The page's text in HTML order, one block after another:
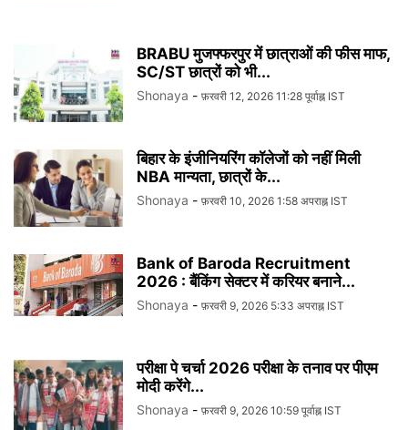
BRABU मुजफ्फरपुर में छात्राओं की फीस माफ,
SC/ST छात्रों को भी...
Shonaya - फ़रवरी 12, 2026 11:28 पूर्वाह्न IST
बिहार के इंजीनियरिंग कॉलेजों को नहीं मिली
NBA मान्यता, छात्रों के...
Shonaya - फ़रवरी 10, 2026 1:58 अपराह्न IST
Bank of Baroda Recruitment
2026 : बैंकिंग सेक्टर में करियर बनाने...
Shonaya - फ़रवरी 9, 2026 5:33 अपराह्न IST
परीक्षा पे चर्चा 2026 परीक्षा के तनाव पर पीएम
मोदी करेंगे...
Shonaya - फ़रवरी 9, 2026 10:59 पूर्वाह्न IST